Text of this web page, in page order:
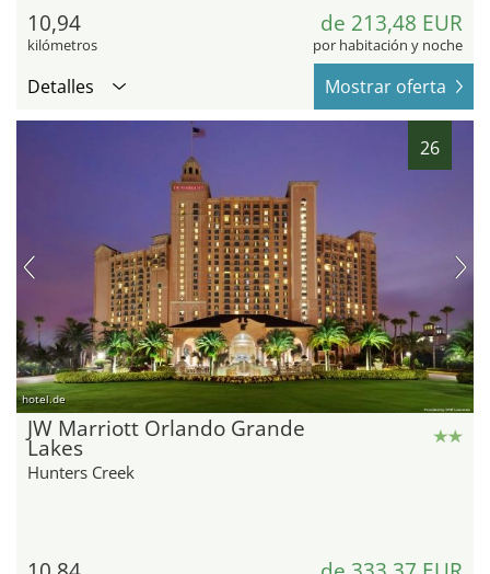
10,94
kilómetros
de 213,48 EUR
por habitación y noche
Detalles Mostrar oferta
26
hotel.de
JW Marriott Orlando Grande
Lakes
Hunters Creek